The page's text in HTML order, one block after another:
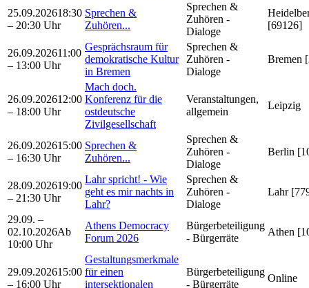
25.09.202618:30
– 20:30 Uhr
Sprechen &
Zuhören...
Sprechen &
Zuhören -
Dialoge
[69126]
26.09.202611:00
– 13:00 Uhr
Gesprächsraum für
demokratische Kultur
in Bremen
Sprechen &
Zuhören -
Dialoge
Bremen
26.09.202612:00
– 18:00 Uhr
Mach doch.
Konferenz für die
ostdeutsche
Zivilgesellschaft
Veranstaltungen,
allgemein
Leipzig
26.09.202615:00
– 16:30 Uhr
Sprechen &
Zuhören...
Sprechen &
Zuhören -
Dialoge
Berlin
28.09.202619:00
– 21:30 Uhr
Lahr spricht! - Wie
geht es mir nachts in
Lahr?
Sprechen &
Zuhören -
Dialoge
Lahr
29.09. –
02.10.2026Ab
10:00 Uhr
Athens Democracy
Forum 2026
Bürgerbeteiligung
- Bürgerräte
Athen
29.09.202615:00
– 16:00 Uhr
Gestaltungsmerkmale
für einen
intersektionalen
Bürgerbeteiligung
- Bürgerräte
Online